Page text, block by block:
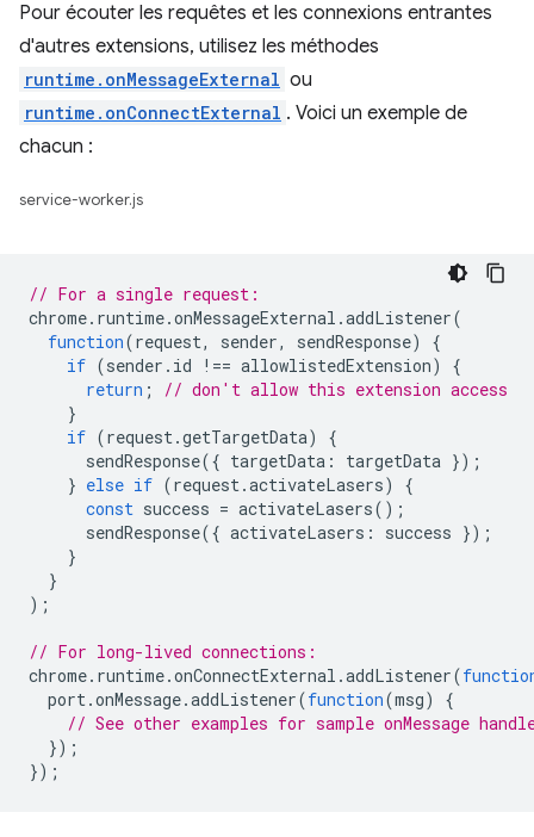
Pour écouter les requêtes et les connexions entrantes
d'autres extensions, utilisez les méthodes
runtime.onMessageExternal ou
runtime.onConnectExternal . Voici un exemple de
chacun :
service-worker.js
// For a single request:
chrome. runtime.onMessageExternal .addListener(
function(request, sender, sendResponse)
{
if (sender . id !== allowlistedExtension)
{
return ;
// don't allow this extension access
}
if (request.getTargetData)
{
sendResponse({ targetData : targetData });
} else if (request.activateLasers)
{
const success = activateLasers();
sendResponse({ activateLasers : success });
}
}
);
// For long-lived connections:
chrome. runtime.onConnectExternal .addListener(
port.onMessage.addListener(function(msg)
{
// See other examples for sample onMessage
});
});